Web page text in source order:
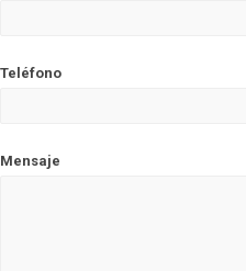
Teléfono
Mensaje